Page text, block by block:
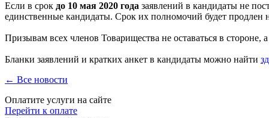
Если в срок до 10 мая 2020 года заявлений в кандидаты не
единственные кандидаты. Срок их полномочий будет продлен
Призывам всех членов Товарищества не оставаться в стороне,
Бланки заявлений и кратких анкет в кандидаты можно найти
← Все новости
Оплатите услуги на сайте
Перейти к оплате